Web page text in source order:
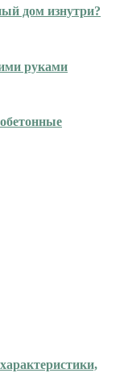
дом изнутри?
руками